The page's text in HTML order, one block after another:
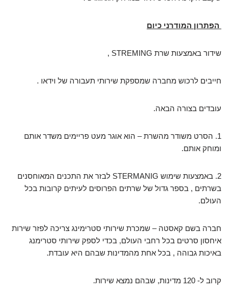
הפתרון המודרני כיום
שידור באמצעות שרת STREMING ,
חייבים לרכוש מחברה שמספקת שירותי תעבורה של וידאו .
עובדים בצורה הבאה.
1. הסרט משודר מהשרת – הוא אוגר מעט פריימים משדר אותם
ומוחק אותם.
2. באמצעות שימוש STERMANIG לבזר את התכנים המאוחסנים
בשרתים , בספר גדול של שרתים הפרוסים לעיתים קרובות בכל
העולם.
חברה בשם קאסטה – שמכרת שירותי סטרימינג צריכה לפזר שירות
איחסון סרטים בכל רחבי העולם, בכדי לספק שירותי סטרימנג
באיכות גבוהה , בכל אחת מהמדינות שבהם היא עובדת.
קרוב ל- 120 מדינות, שבהם נמצא שירות.